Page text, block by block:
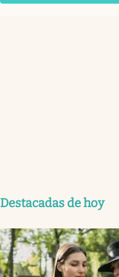
Destacadas de hoy